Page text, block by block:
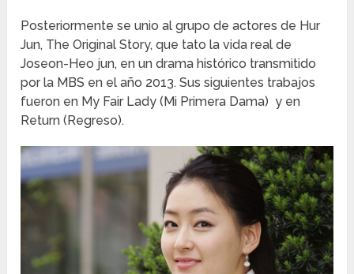
Posteriormente se unio al grupo de actores de Hur
Jun, The Original Story, que tato la vida real de
Joseon-Heo jun, en un drama histórico transmitido
por la MBS en el año 2013. Sus siguientes trabajos
fueron en My Fair Lady (Mi Primera Dama) y en
Return (Regreso).